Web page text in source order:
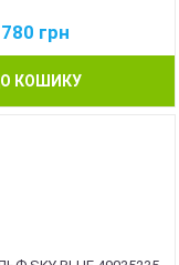
780 грн
КОШИКУ